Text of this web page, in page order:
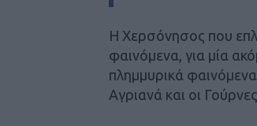
Η Χερσόνησος που
φαινόμενα, για μία
πλημμυρικά
Αγριανά και οι